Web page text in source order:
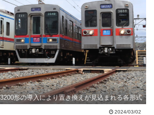
形の導入により置き換えが見込まれる各形式
2024/03/02